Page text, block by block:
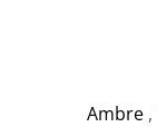
Ambre ,